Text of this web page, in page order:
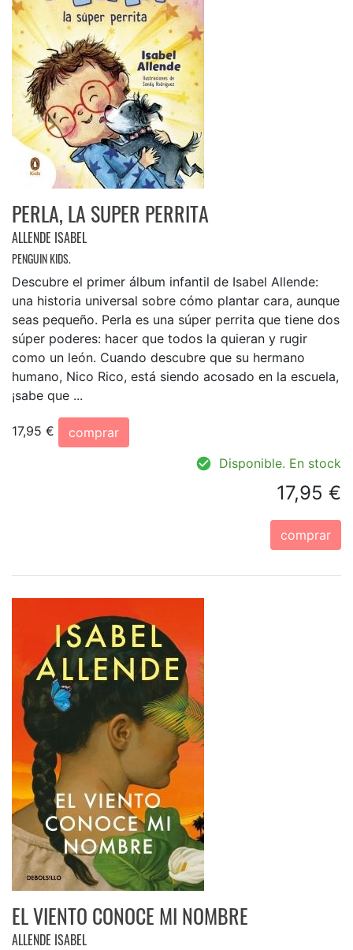
PERLA, LA SUPER PERRITA
ALLENDE ISABEL
PENGUIN KIDS.
Descubre el primer álbum infantil de Isabel Allende:
una historia universal sobre cómo plantar cara, aunque
seas pequeño. Perla es una súper perrita que tiene dos
súper poderes: hacer que todos la quieran y rugir
como un león. Cuando descubre que su hermano
humano, Nico Rico, está siendo acosado en la escuela,
¡sabe que ...
17,95 €
comprar
Disponible. En stock
17,95 €
comprar
EL VIENTO CONOCE MI NOMBRE
ALLENDE ISABEL